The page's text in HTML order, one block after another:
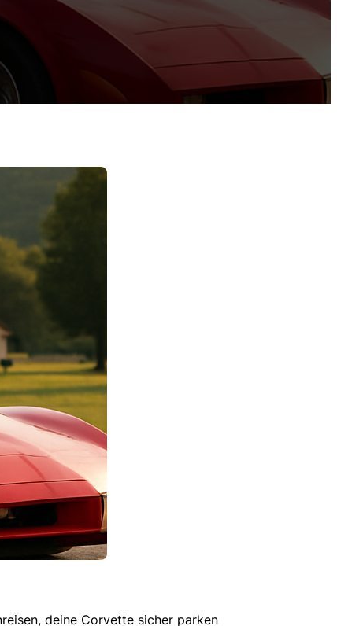
deine Corvette sicher parken